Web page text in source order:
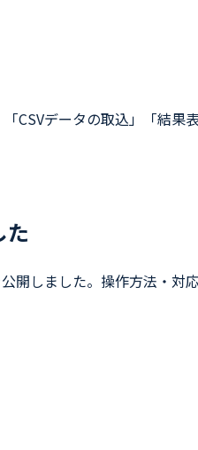
データの取込」「結
た
開しました。操作方法・